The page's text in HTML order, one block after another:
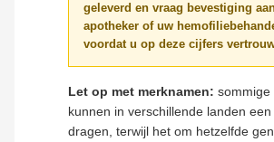
geleverd en vraag bevestiging
apotheker of uw
voordat u op deze cijfers
Let op met merknamen: sommige
kunnen in verschillende landen
dragen, terwijl het om hetzelfde